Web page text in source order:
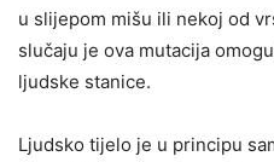
u slijepom mišu ili nekoj od
slučaju je ova mutacija
ljudske stanice.
Ljudsko tijelo je u principu